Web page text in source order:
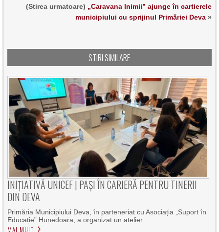
(Stirea urmatoare) „Caravana Inimii” ajunge în cartierele
municipiului cu sprijinul Primăriei Deva»
STIRI SIMILARE
INIȚIATIVĂ UNICEF | PAȘI ÎN CARIERĂ PENTRU TINERII
DIN DEVA
Primăria Municipiului Deva, în parteneriat cu Asociația „Suport în
Educație” Hunedoara, a organizat un atelier
MAI MULT